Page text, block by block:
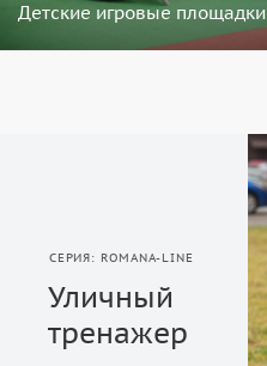
Детские игровые площадки
СЕРИЯ: ROMANA-LINE
Уличный
тренажер